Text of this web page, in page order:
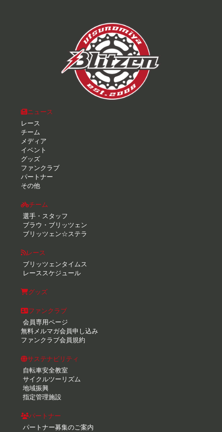
ニュース
レース
チーム
メディア
イベント
グッズ
ファンクラブ
パートナー
その他
チーム
選手・スタッフ
ブラウ・ブリッツェン
ブリッツェン☆ステラ
レース
ブリッツェンタイムス
レーススケジュール
グッズ
ファンクラブ
会員専用ページ
無料メルマガ会員申し込み
ファンクラブ会員規約
サステナビリティ
自転車安全教室
サイクルツーリズム
地域振興
指定管理施設
パートナー
パートナー募集のご案内